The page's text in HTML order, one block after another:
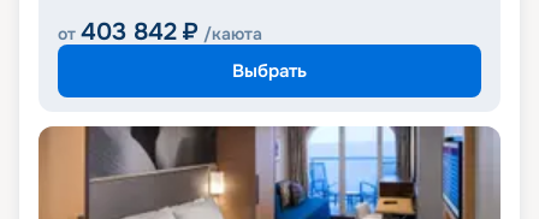
от 403 842 ₽ /каюта
Выбрать